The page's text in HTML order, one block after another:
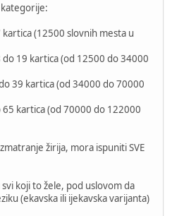
kartica (12500 slovnih mesta u
do 19 kartica (od 12500 do 34000
39 kartica (od 34000 do 70000
65 kartica (od 70000 do 122000
žirija, mora ispuniti SVE
koji to žele, pod uslovom da
(ekavska ili ijekavska varijanta)